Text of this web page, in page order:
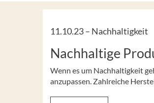
11.10.23 – Nachhaltigkeit
Nachhaltige
Wenn es um Nachhaltigkeit
anzupassen. Zahlreiche